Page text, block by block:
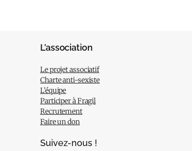
L’association
Le projet associatif
Charte anti-sexiste
L’équipe
Participer à Fragil
Recrutement
Faire un don
Suivez-nous !